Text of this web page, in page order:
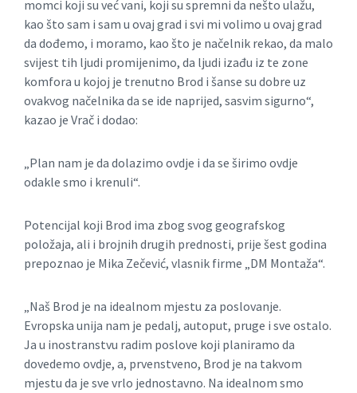
momci koji su već vani, koji su spremni da nešto ulažu,
kao što sam i sam u ovaj grad i svi mi volimo u ovaj grad
da dođemo, i moramo, kao što je načelnik rekao, da malo
svijest tih ljudi promijenimo, da ljudi izađu iz te zone
komfora u kojoj je trenutno Brod i šanse su dobre uz
ovakvog načelnika da se ide naprijed, sasvim sigurno“,
kazao je Vrač i dodao:
„Plan nam je da dolazimo ovdje i da se širimo ovdje
odakle smo i krenuli“.
Potencijal koji Brod ima zbog svog geografskog
položaja, ali i brojnih drugih prednosti, prije šest godina
prepoznao je Mika Zečević, vlasnik firme „DM Montaža“.
„Naš Brod je na idealnom mjestu za poslovanje.
Evropska unija nam je pedalj, autoput, pruge i sve ostalo.
Ja u inostranstvu radim poslove koji planiramo da
dovedemo ovdje, a, prvenstveno, Brod je na takvom
mjestu da je sve vrlo jednostavno. Na idealnom smo